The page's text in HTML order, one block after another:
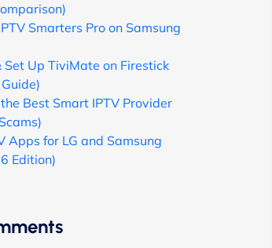
Smarters Pro on Samsung
Up TiviMate on Firestick
Best Smart IPTV Provider
Apps for LG and Samsung
Edition)